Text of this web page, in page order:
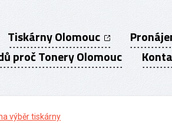
Tiskárny Olomouc
proč Tonery Olomouc
výběr tiskárny